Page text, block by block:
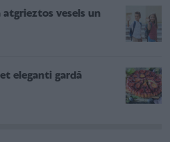
atgrieztos vesels un
eleganti gardā